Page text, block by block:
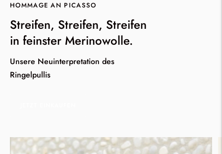
HOMMAGE AN PICASSO
Streifen, Streifen, Streifen
in feinster Merinowolle.
Unsere Neuinterpretation des
Ringelpullis